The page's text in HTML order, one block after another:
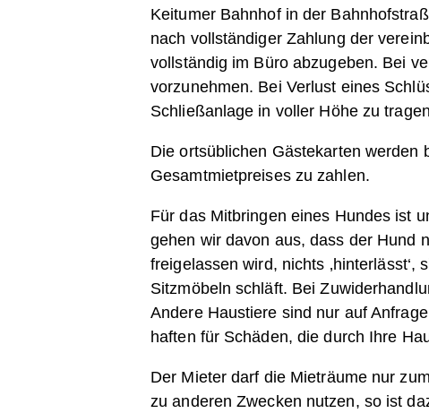
Keitumer Bahnhof in der
nach vollständiger Zahlung der
vollständig im Büro abzugeben. Bei
vorzunehmen. Bei Verlust eines
Schließanlage in voller Höhe zu
Die ortsüblichen Gästekarten werden
Gesamtmietpreises zu zahlen.
Für das Mitbringen eines Hundes ist
gehen wir davon aus, dass der Hund
freigelassen wird, nichts
Sitzmöbeln schläft. Bei
Andere Haustiere sind nur auf
haften für Schäden, die durch Ihre
Der Mieter darf die Mieträume nur
zu anderen Zwecken nutzen, so ist